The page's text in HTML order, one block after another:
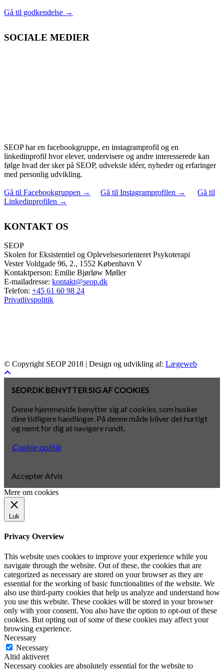
Gå til godkendelse →
SOCIALE MEDIER
SEOP har en facebookgruppe, en instagramprofil og en
linkedinprofil hvor elever, undervisere og andre interesserede kan
følge hvad der sker på SEOP, udveksle idéer, nyheder og erfaringer
med personlig udvikling.
Gå til Facebookgruppen → Gå til Instagramprofilen →
Gå til
Linkedinprofilen →
KONTAKT OS
SEOP
Skolen for Eksistentiel og Oplevelsesorienteret Psykoterapi
Vester Voldgade 96, 2., 1552 København V
Kontaktperson: Emilie Bjørløw Møller
E-mailadresse: kontakt@seop.dk
Telefon: +45 61 60 98 24
Privatlivspolitik
© Copyright SEOP 2018 | Design og udvikling af: Lægeweb
SEOP.DK BENYTTER SIG AF COOKIES
Denne hjemmeside benytter sig af cookies, som husker
dine tidligere handlinger. På denne måde bliver det hurtigt
og nemt for dig at navigere rundt.
Cookie-politik
AccepterAfvis
Mere om cookies
Luk
Privacy Overview
This website uses cookies to improve your experience while you
navigate through the website. Out of these, the cookies that are
categorized as necessary are stored on your browser as they are
essential for the working of basic functionalities of the website. We
also use third-party cookies that help us analyze and understand how
you use this website. These cookies will be stored in your browser
only with your consent. You also have the option to opt-out of these
cookies. But opting out of some of these cookies may affect your
browsing experience.
Necessary
Necessary
Altid aktiveret
Necessary cookies are absolutely essential for the website to